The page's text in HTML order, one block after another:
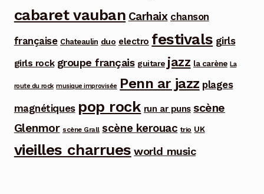
cabaret vauban Carhaix chanson
française Chateaulin duo electro festivals girls
girls rock groupe français guitare jazz la carène La
route du rock musique improvisée Penn ar jazz plages
magnétiques pop rock run ar puns scène
Glenmor scène Grall scène kerouac trio UK
vieilles charrues world music